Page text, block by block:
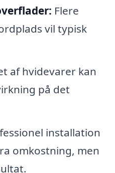
Flere
vil typisk
af hvidevarer kan
på det
installation
omkostning, men